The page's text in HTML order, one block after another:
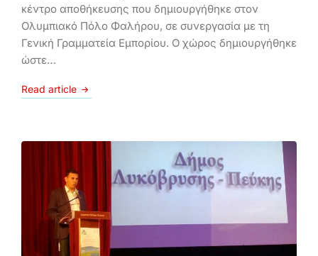
κέντρο αποθήκευσης που δημιουργήθηκε στον
Ολυμπιακό Πόλο Φαλήρου, σε συνεργασία με τη
Γενική Γραμματεία Εμπορίου. Ο χώρος δημιουργήθηκε
ώστε…
Read article